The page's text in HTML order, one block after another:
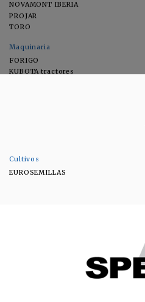
NOVAMONT IBERIA
PROJAR
TORO
Maquinaria
FORIGO
KUBOTA tractores
Cultivos
EUROSEMILLAS